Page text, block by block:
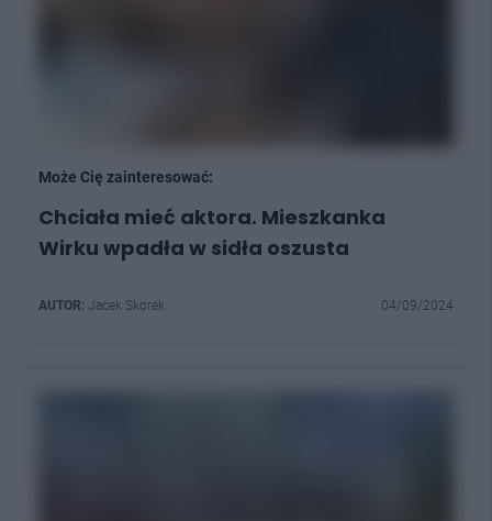
Może Cię zainteresować:
Chciała mieć aktora. Mieszkanka
Wirku wpadła w sidła oszusta
AUTOR: Jacek Skorek 04/09/2024